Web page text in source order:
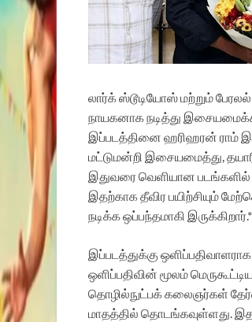
லார்க் ஸ்டூடியோஸ் மற்றும்
நாயகனாக நடித்து இசையமைக்க
இப்படத்தினை ஹரிஹரன் ராம்
மட்டுமன்றி இசையமைத்து,
இதுவரை வெளியான படங்களில்
இதற்காக தீவிர பயிற்சியும்
நடிக்க ஒப்பந்தமாகி
இப்படத்துக்கு
ஒளிப்பதிவின் மூலம்
தொழில்நுட்பக் கலைஞர்கள்
மாதத்தில் தொடங்கவுள்ளது.